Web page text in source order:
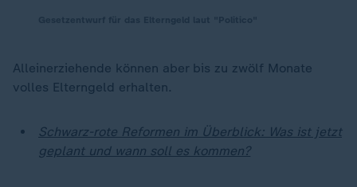
Alleinerziehende können aber bis zu zwölf Monate
volles Elterngeld erhalten.
Schwarz-rote Reformen im Überblick: Was ist jetzt
geplant und wann soll es kommen?